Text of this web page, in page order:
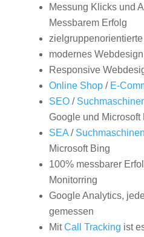
Messung Klicks und
Messbarem Erfolg
modernes Webdesign
Responsive
Online Shop/ E-
SEO/
Google und Microsoft
SEA/
Microsoft Bing
100% messbarer
Monitorring
Google Analytics,
gemessen
MitCall Tracking ist